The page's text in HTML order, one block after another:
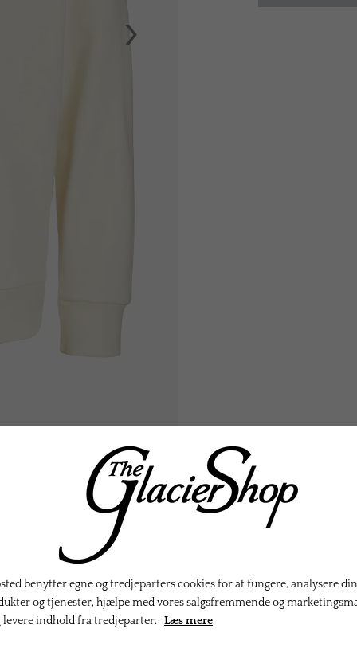
›
benytter egne og tredjeparters cookies for at fungere, analysere
og tjenester, hjælpe med vores salgsfremmende og
levere indhold fra tredjeparter. Læs mere